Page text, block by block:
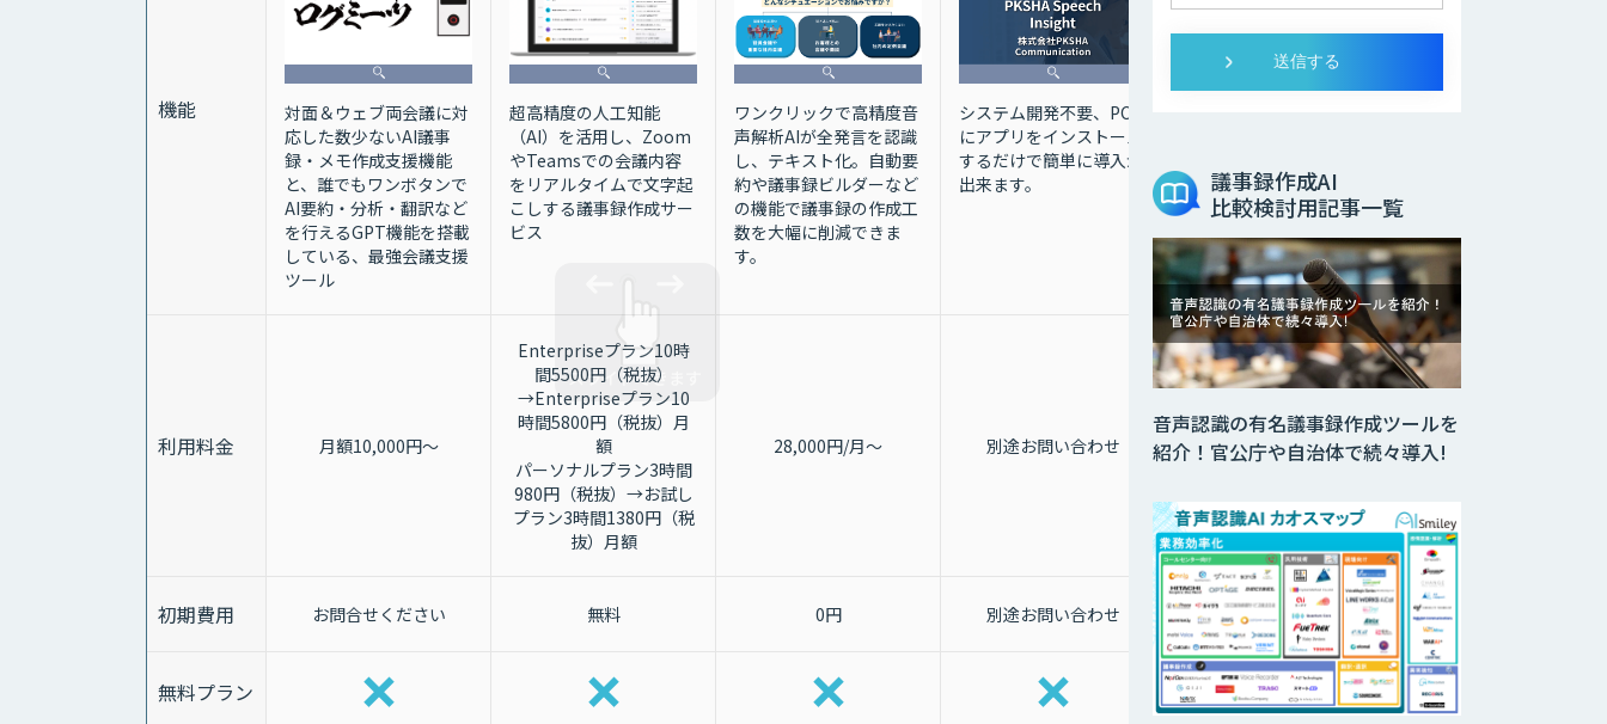
機能
対面＆ウェブ両会議に対
応した数少ないAI議事
録・メモ作成支援機能
と、誰でもワンボタンで
AI要約・分析・翻訳など
を行えるGPT機能を搭載
している、最強会議支援
ツール
超高精度の人工知能
（AI）を活用し、Zoom
やTeamsでの会議内容
をリアルタイムで文字起
こしする議事録作成サー
ビス
ワンクリックで高精度音
声解析AIが全発言を認識
し、テキスト化。自動要
約や議事録ビルダーなど
の機能で議事録の作成工
数を大幅に削減できま
す。
システム開発不要、PC
にアプリをインストール
するだけで簡単に導入が
出来ます。
利用料金 月額10,000円～
Enterpriseプラン10時
間5500円（税抜）
→Enterpriseプラン10
時間5800円（税抜）月
額
パーソナルプラン3時間
980円（税抜）→お試し
プラン3時間1380円（税
抜）月額
28,000円/月〜 別途お問い合わせ
初期費用 お問合せください 無料 0円 別途お問い合わせ
無料プラン
議事録作成AI
比較検討用記事一覧
音声認識の有名議事録作成ツールを
紹介！官公庁や自治体で続々導入!